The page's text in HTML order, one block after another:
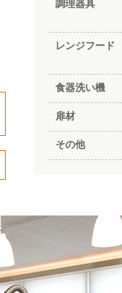
調理器具
レンジフード
食器洗い機
扉材
その他